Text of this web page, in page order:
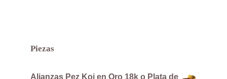
Piezas
Alianzas Pez Koi en Oro 18k o Plata de